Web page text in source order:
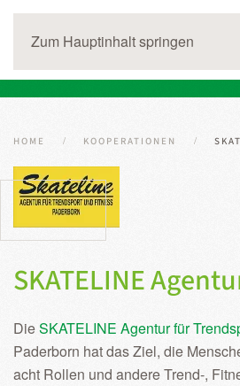
Zum Hauptinhalt springen
HOME KOOPERATIONEN
SKATELINE
DieSKATELINE Agentur für
Paderborn hat das Ziel, die
acht Rollen und andere Trend-,